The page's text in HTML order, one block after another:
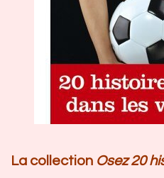
La collection Osez 20